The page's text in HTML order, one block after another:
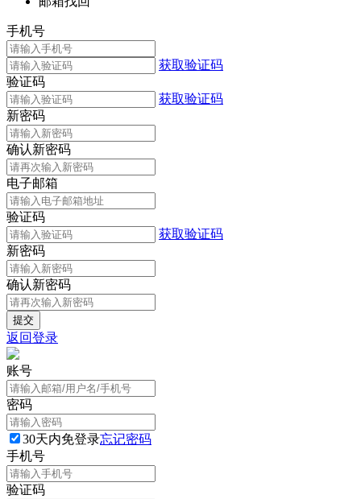
手机号
获取验证码
验证码
获取验证码
新密码
确认新密码
电子邮箱
验证码
获取验证码
新密码
确认新密码
返回登录
账号
密码
30天内免登录忘记密码
手机号
验证码